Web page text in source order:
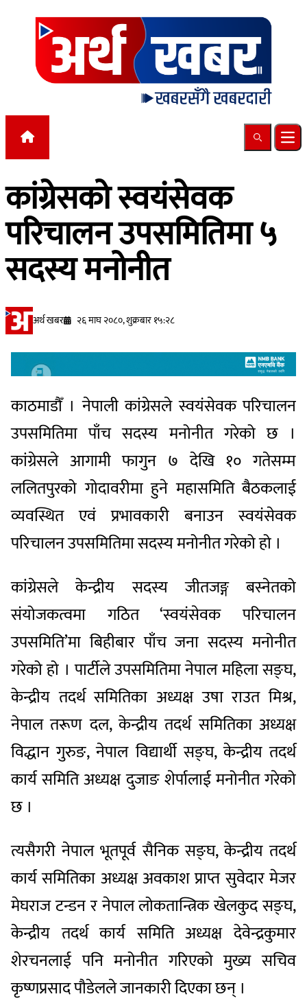
Skip to content
Search
कांग्रेसको स्वयंसेवक
परिचालन उपसमितिमा ५
सदस्य मनोनीत
अर्थ खबर २६ माघ २०८०, शुक्रबार १५:२८
काठमाडौँ । नेपाली कांग्रेसले स्वयंसेवक परिचालन
उपसमितिमा पाँच सदस्य मनोनीत गरेको छ ।
कांग्रेसले आगामी फागुन ७ देखि १० गतेसम्म
ललितपुरको गोदावरीमा हुने महासमिति बैठकलाई
व्यवस्थित एवं प्रभावकारी बनाउन स्वयंसेवक
परिचालन उपसमितिमा सदस्य मनोनीत गरेको हो ।
कांग्रेसले केन्द्रीय सदस्य जीतजङ्ग बस्नेतको
संयोजकत्वमा गठित ‘स्वयंसेवक परिचालन
उपसमिति’मा बिहीबार पाँच जना सदस्य मनोनीत
गरेको हो । पार्टीले उपसमितिमा नेपाल महिला सङ्घ,
केन्द्रीय तदर्थ समितिका अध्यक्ष उषा राउत मिश्र,
नेपाल तरूण दल, केन्द्रीय तदर्थ समितिका अध्यक्ष
विद्धान गुरुङ, नेपाल विद्यार्थी सङ्घ, केन्द्रीय तदर्थ
कार्य समिति अध्यक्ष दुजाङ शेर्पालाई मनोनीत गरेको
छ ।
त्यसैगरी नेपाल भूतपूर्व सैनिक सङ्घ, केन्द्रीय तदर्थ
कार्य समितिका अध्यक्ष अवकाश प्राप्त सुवेदार मेजर
मेघराज टन्डन र नेपाल लोकतान्त्रिक खेलकुद सङ्घ,
केन्द्रीय तदर्थ कार्य समिति अध्यक्ष देवेन्द्रकुमार
शेरचनलाई पनि मनोनीत गरिएको मुख्य सचिव
कृष्णप्रसाद पौडेलले जानकारी दिएका छन् ।